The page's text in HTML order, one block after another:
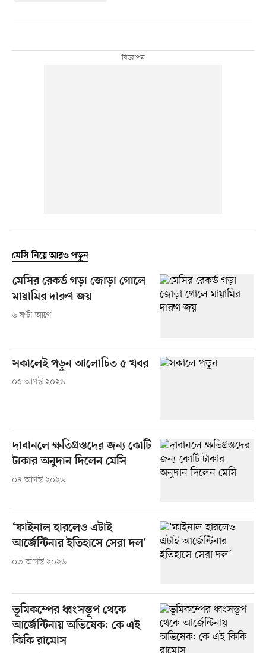
মেসি নিয়ে আরও পড়ুন
মেসির রেকর্ড গড়া জোড়া গোলে
মায়ামির দারুণ জয়
৬ ঘণ্টা আগে
সকালেই পড়ুন আলোচিত ৫ খবর
০৫ আগস্ট ২০২৬
দাবানলে ক্ষতিগ্রস্তদের জন্য কোটি
টাকার অনুদান দিলেন মেসি
০৪ আগস্ট ২০২৬
‘ফাইনাল হারলেও এটাই
আর্জেন্টিনার ইতিহাসে সেরা দল’
০৩ আগস্ট ২০২৬
ভূমিকম্পের ধ্বংসস্তূপ থেকে
আর্জেন্টিনায় অভিষেক: কে এই
কিকি রামোস